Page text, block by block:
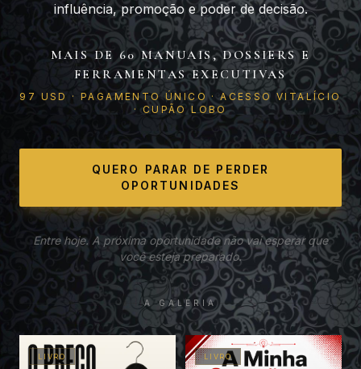
influência, promoção e poder de decisão.
MAIS DE 60 MANUAIS, DOSSIERS E
FERRAMENTAS EXECUTIVAS
97 USD · PAGAMENTO ÚNICO · ACESSO VITALÍCIO
· CUPÃO LOBO
QUERO PARAR DE PERDER
OPORTUNIDADES
Entre hoje. A próxima oportunidade não vai esperar que
você esteja preparado.
A GALERIA
LIVRO LIVRO